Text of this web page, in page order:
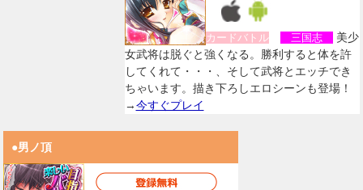
カードバトル 三国志
美少
女武将は脱ぐと強くなる。勝利すると体を許
してくれて・・・、そして武将とエッチでき
ちゃいます。描き下ろしエロシーンも登場！
→今すぐプレイ
●男ノ頂